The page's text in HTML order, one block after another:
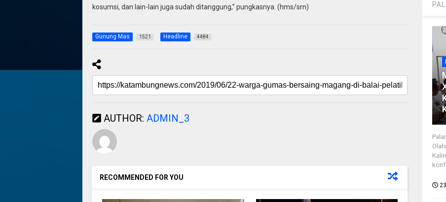
kosumsi, dan lain-lain juga sudah ditanggung,” pungkasnya. (hms/srn)
Gunung Mas 1521 Headline 4484
AUTHOR: ADMIN_3
RECOMMENDED FOR YOU